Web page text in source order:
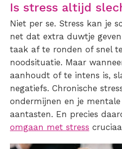
Is stress altijd
Niet per se. Stress kan je
net dat extra duwtje
taak af te ronden of snel
noodsituatie. Maar
aanhoudt of te intens is,
negatiefs. Chronische
ondermijnen en je
aantasten. En precies
omgaan met stress